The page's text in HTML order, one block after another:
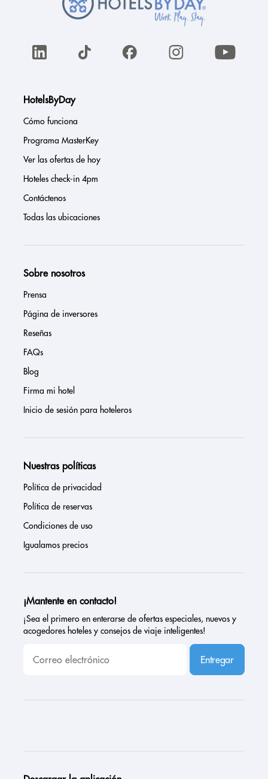
HotelsByDay
Cómo funciona
Programa MasterKey
Ver las ofertas de hoy
Hoteles check-in 4pm
Contáctenos
Todas las ubicaciones
Sobre nosotros
Prensa
Página de inversores
Reseñas
FAQs
Blog
Firma mi hotel
Inicio de sesión para hoteleros
Nuestras políticas
Política de privacidad
Política de reservas
Condiciones de uso
Igualamos precios
¡Mantente en contacto!
¡Sea el primero en enterarse de ofertas especiales, nuevos y
acogedores hoteles y consejos de viaje inteligentes!
Entregar